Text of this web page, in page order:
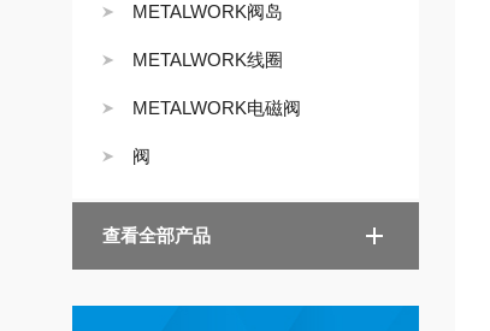
METALWORK阀岛
METALWORK线圈
METALWORK电磁阀
阀
查看全部产品